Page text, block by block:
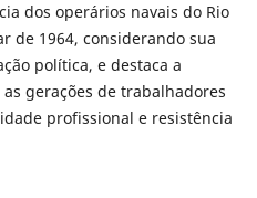
dos operários navais do Rio
de 1964, considerando sua
política, e destaca a
gerações de trabalhadores
profissional e resistência